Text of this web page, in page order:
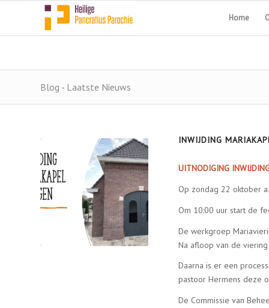
Home
Blog - Laatste Nieuws
INWIJDING
UITNODIGING
Op zondag 22 oktober
Om 10:00 uur start de
De werkgroep
Na afloop van de
Daarna is er een
pastoor Hermens deze
De Commissie van